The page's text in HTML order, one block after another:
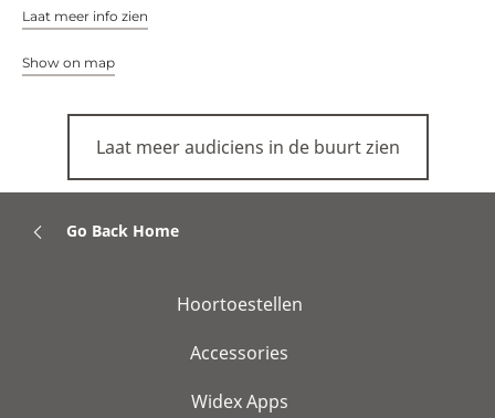
Laat meer info zien
Show on map
Laat meer audiciens in de buurt zien
Go Back Home
Hoortoestellen
Accessories
Widex Apps